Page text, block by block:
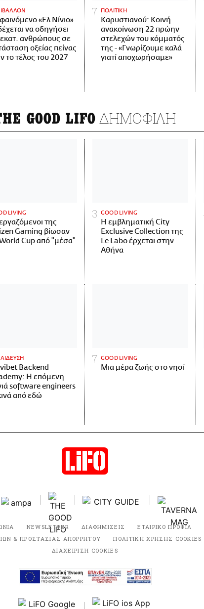
«Ελ Νίνιο»
να οδηγήσει
ανθρώπους σε
οξείας πείνας
το τέλος του 2027
ΠΟΛΙΤΙΚΗ
Καρυστιανού: Κοινή
ανακοίνωση 22 πρώην
στελεχών του κόμματός
της - «Γνωρίζουμε καλά
γιατί αποχωρήσαμε»
GOOD LIFO ΔΗΜΟΦΙΛΗ
LIVING
της
Gaming βίωσαν
Cup από "μέσα"
GOOD LIVING
Η εμβληματική City
Exclusive Collection της
Le Labo έρχεται στην
Αθήνα
Backend
Η επόμενη
software engineers
από εδώ
GOOD LIVING
Μια μέρα ζωής στο νησί
NEWSLETTER ΔΙΑΦΗΜΙΣΕΙΣ ΕΤΑΙΡΙΚΟ ΠΡΟΦΙΛ
& ΠΡΟΣΤΑΣΙΑΣ ΑΠΟΡΡΗΤΟΥ
ΠΟΛΙΤΙΚΗ ΧΡΗΣΗΣ COOKIES
ΔΙΑΧΕΙΡΙΣΗ COOKIES